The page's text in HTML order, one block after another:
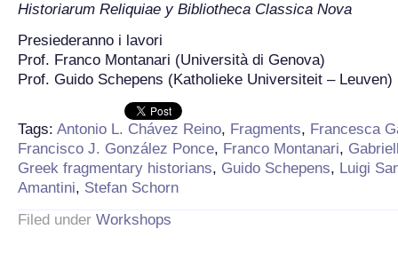
Historiarum Reliquiae y Bibliotheca Classica Nova
Presiederanno i lavori
Prof. Franco Montanari (Università di Genova)
Prof. Guido Schepens (Katholieke Universiteit – Leuven)
Tags: Antonio L. Chávez Reino, Fragments, Francesca
Francisco J. González Ponce, Franco Montanari,
Greek fragmentary historians, Guido Schepens, Luigi
Amantini, Stefan Schorn
Filed under Workshops